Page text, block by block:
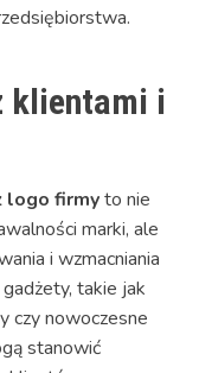
klientami i
logo firmyto nie
marki, ale
i wzmacniania
takie jak
czy nowoczesne
stanowić